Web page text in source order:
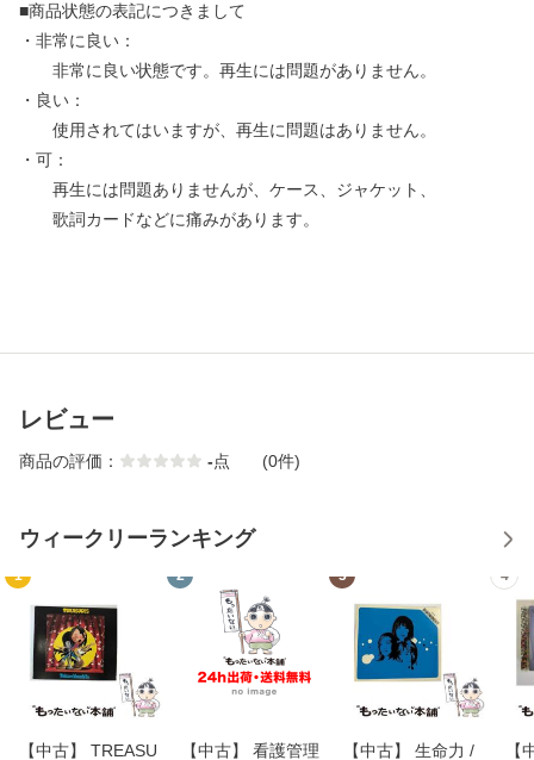
■商品状態の表記につきまして
・非常に良い：
非常に良い状態です。再生には問題がありません。
・良い：
使用されてはいますが、再生に問題はありません。
・可：
再生には問題ありませんが、ケース、ジャケット、
歌詞カードなどに痛みがあります。
レビュー
商品の評価： -点 (0件)
ウィークリーランキング
1
【中古】 TREASU
2
【中古】 看護管理
3
【中古】 生命力 /
4
【